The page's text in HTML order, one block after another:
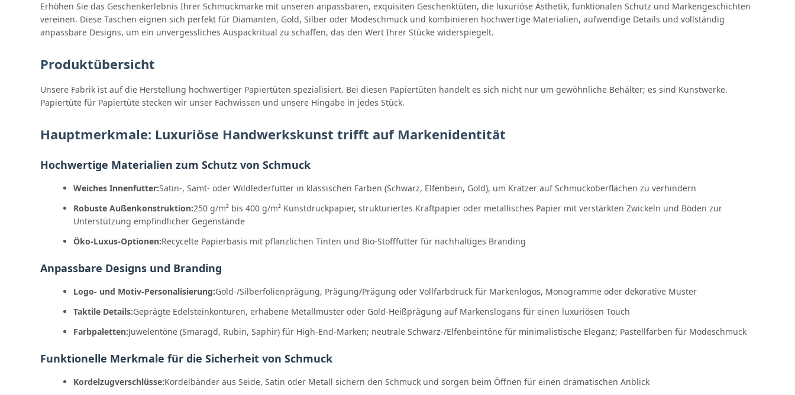
Erhöhen Sie das Geschenkerlebnis Ihrer Schmuckmarke mit unseren anpassbaren, exquisiten Geschenktüten, die luxuriöse Ästhetik, funktionalen Schutz und Markengeschichten
vereinen. Diese Taschen eignen sich perfekt für Diamanten, Gold, Silber oder Modeschmuck und kombinieren hochwertige Materialien, aufwendige Details und vollständig
anpassbare Designs, um ein unvergessliches Auspackritual zu schaffen, das den Wert Ihrer Stücke widerspiegelt.
Produktübersicht
Unsere Fabrik ist auf die Herstellung hochwertiger Papiertüten spezialisiert. Bei diesen Papiertüten handelt es sich nicht nur um gewöhnliche Behälter; es sind Kunstwerke.
Papiertüte für Papiertüte stecken wir unser Fachwissen und unsere Hingabe in jedes Stück.
Hauptmerkmale: Luxuriöse Handwerkskunst trifft auf Markenidentität
Hochwertige Materialien zum Schutz von Schmuck
Weiches Innenfutter:Satin-, Samt- oder Wildlederfutter in klassischen Farben (Schwarz, Elfenbein, Gold), um Kratzer auf Schmuckoberflächen zu verhindern
Robuste Außenkonstruktion:250 g/m² bis 400 g/m² Kunstdruckpapier, strukturiertes Kraftpapier oder metallisches Papier mit verstärkten Zwickeln und Böden zur
Unterstützung empfindlicher Gegenstände
Öko-Luxus-Optionen:Recycelte Papierbasis mit pflanzlichen Tinten und Bio-Stofffutter für nachhaltiges Branding
Anpassbare Designs und Branding
Logo- und Motiv-Personalisierung:Gold-/Silberfolienprägung, Prägung/Prägung oder Vollfarbdruck für Markenlogos, Monogramme oder dekorative Muster
Taktile Details:Geprägte Edelsteinkonturen, erhabene Metallmuster oder Gold-Heißprägung auf Markenslogans für einen luxuriösen Touch
Farbpaletten:Juwelentöne (Smaragd, Rubin, Saphir) für High-End-Marken; neutrale Schwarz-/Elfenbeintöne für minimalistische Eleganz; Pastellfarben für Modeschmuck
Funktionelle Merkmale für die Sicherheit von Schmuck
Kordelzugverschlüsse:Kordelbänder aus Seide, Satin oder Metall sichern den Schmuck und sorgen beim Öffnen für einen dramatischen Anblick